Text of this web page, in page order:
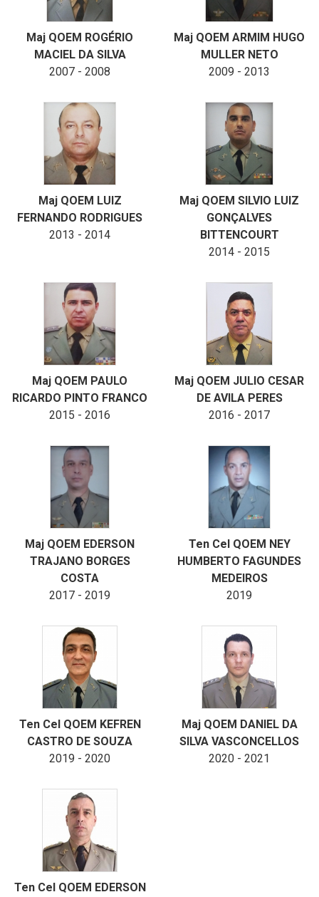
Maj QOEM ROGÉRIO
MACIEL DA SILVA
2007 - 2008
Maj QOEM ARMIM HUGO
MULLER NETO
2009 - 2013
Maj QOEM LUIZ
FERNANDO RODRIGUES
2013 - 2014
Maj QOEM SILVIO LUIZ
GONÇALVES
BITTENCOURT
2014 - 2015
Maj QOEM PAULO
RICARDO PINTO FRANCO
2015 - 2016
Maj QOEM JULIO CESAR
DE AVILA PERES
2016 - 2017
Maj QOEM EDERSON
TRAJANO BORGES
COSTA
2017 - 2019
Ten Cel QOEM NEY
HUMBERTO FAGUNDES
MEDEIROS
2019
Ten Cel QOEM KEFREN
CASTRO DE SOUZA
2019 - 2020
Maj QOEM DANIEL DA
SILVA VASCONCELLOS
2020 - 2021
Ten Cel QOEM EDERSON